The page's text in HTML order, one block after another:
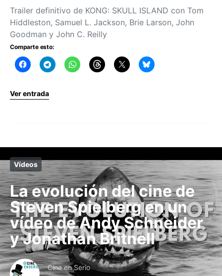
Trailer definitivo de KONG: SKULL ISLAND con Tom
Hiddleston, Samuel L. Jackson, Brie Larson, John
Goodman y John C. Reilly
Comparte esto:
Ver entrada
Vídeos
La evolución del cine de
Steven Spielberg en un
vídeo de Andy Schneider
y Jonathan Britnell
Cine en Serio